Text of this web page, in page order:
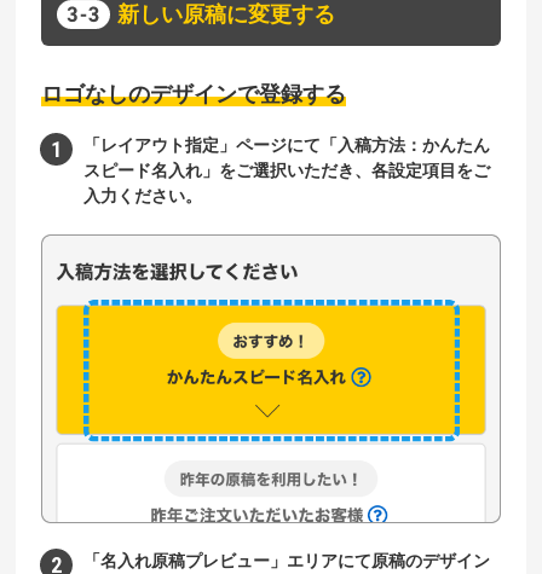
新しい原稿に変更する
ロゴなしのデザインで登録する
「レイアウト指定」ページにて「入稿方法：かんたん
スピード名入れ」をご選択いただき、各設定項目をご
入力ください。
「名入れ原稿プレビュー」エリアにて原稿のデザイン